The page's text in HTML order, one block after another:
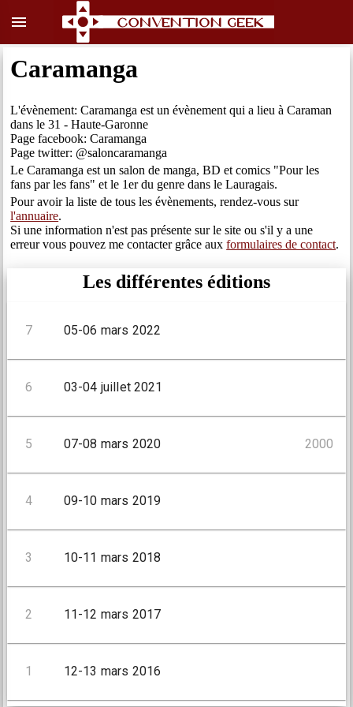
menu
Caramanga
L'évènement: Caramanga est un évènement qui a lieu à Caraman
dans le 31 - Haute-Garonne
Page facebook: Caramanga
Page twitter: @saloncaramanga
Le Caramanga est un salon de manga, BD et comics "Pour les
fans par les fans" et le 1er du genre dans le Lauragais.
Pour avoir la liste de tous les évènements, rendez-vous sur
l'annuaire.
Si une information n'est pas présente sur le site ou s'il y a une
erreur vous pouvez me contacter grâce auxformulaires de contact.
Les différentes éditions
7 05-06 mars 2022
6 03-04 juillet 2021
5 07-08 mars 2020 2000
4 09-10 mars 2019
3 10-11 mars 2018
2 11-12 mars 2017
1 12-13 mars 2016